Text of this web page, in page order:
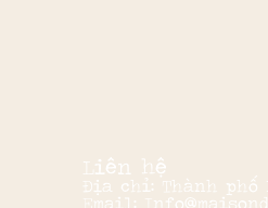
Liên hệ
Địa chỉ: Thành phố
Email: